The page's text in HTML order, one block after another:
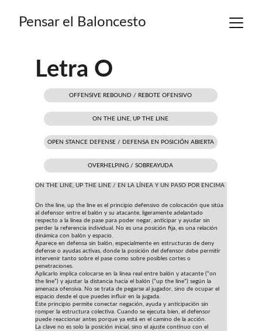
Pensar el Baloncesto
Letra O
ON THE LINE, UP THE LINE
OPEN STANCE DEFENSE / DEFENSA EN POSICIÓN ABIERTA
OFFENSIVE REBOUND / REBOTE OFENSIVO
OVERHELPING / SOBREAYUDA
ON THE LINE, UP THE LINE / EN LA LÍNEA Y UN PASO POR ENCIMA
On the line, up the line es el principio defensivo de colocación que sitúa
al defensor entre el balón y su atacante, ligeramente adelantado
respecto a la línea de pase para poder negar, anticipar y ayudar sin
perder la referencia individual. No es una posición fija, es una relación
dinámica con balón y espacio.
Aparece en defensa sin balón, especialmente en estructuras de deny
defense o ayudas activas, donde la posición del defensor debe permitir
intervenir tanto sobre el pase como sobre posibles cortes o
penetraciones.
Aplicarlo implica colocarse en la línea real entre balón y atacante (“on
the line”) y ajustar la distancia hacia el balón (“up the line”) según la
amenaza ofensiva. No se trata de pegarse al jugador, sino de ocupar el
espacio desde el que puedes influir en la jugada.
Este principio permite conectar negación, ayuda y anticipación sin
romper la estructura colectiva. Cuando se ejecuta bien, el defensor
puede reaccionar antes porque ya está en el camino de la acción.
La clave no es solo la posición inicial, sino el ajuste continuo con el